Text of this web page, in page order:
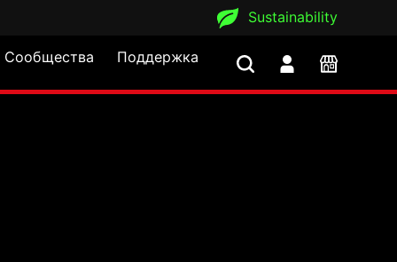
Sustainability
Сообщества Поддержка